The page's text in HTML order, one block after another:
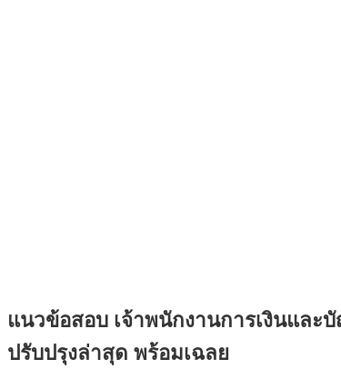
แนวข้อสอบ เจ้าพนักงานการเงินแล
ปรับปรุงล่าสุด พร้อมเฉลย